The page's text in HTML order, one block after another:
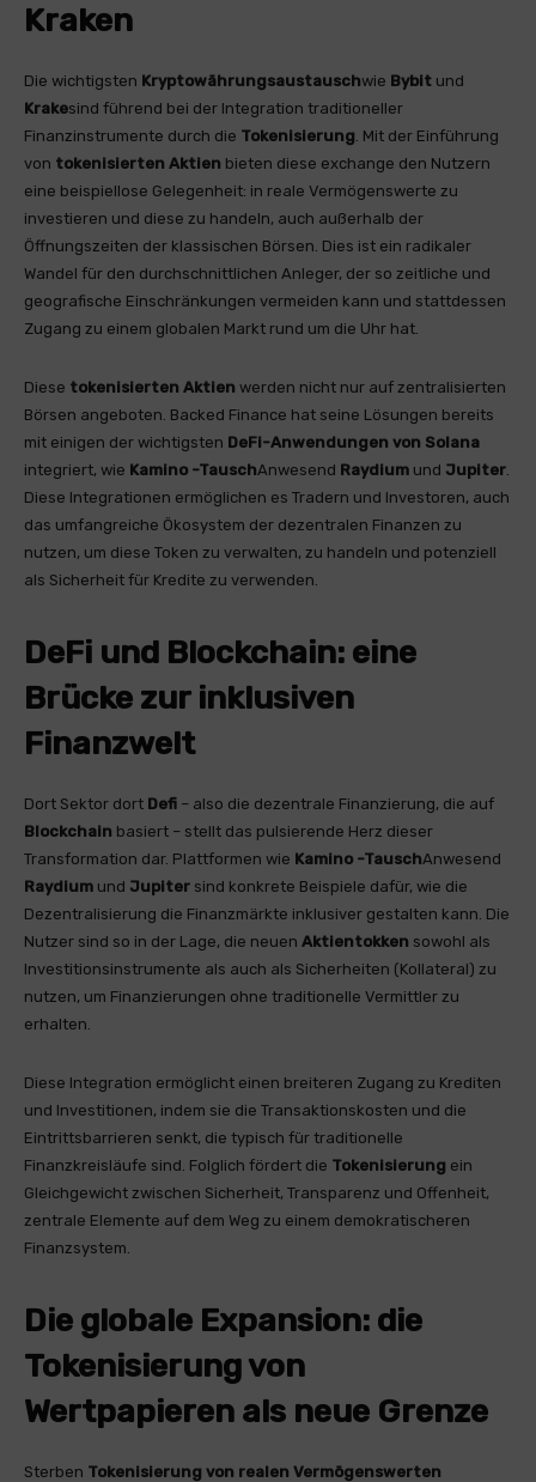
Kraken
Die wichtigsten Kryptowährungsaustauschwie Bybit und
Krakesind führend bei der Integration traditioneller
Finanzinstrumente durch die Tokenisierung. Mit der Einführung
von tokenisierten Aktien bieten diese exchange den Nutzern
eine beispiellose Gelegenheit: in reale Vermögenswerte zu
investieren und diese zu handeln, auch außerhalb der
Öffnungszeiten der klassischen Börsen. Dies ist ein radikaler
Wandel für den durchschnittlichen Anleger, der so zeitliche und
geografische Einschränkungen vermeiden kann und stattdessen
Zugang zu einem globalen Markt rund um die Uhr hat.
Diese tokenisierten Aktien werden nicht nur auf zentralisierten
Börsen angeboten. Backed Finance hat seine Lösungen bereits
mit einigen der wichtigsten DeFi-Anwendungen von Solana
integriert, wie Kamino -TauschAnwesend Raydium und Jupiter.
Diese Integrationen ermöglichen es Tradern und Investoren, auch
das umfangreiche Ökosystem der dezentralen Finanzen zu
nutzen, um diese Token zu verwalten, zu handeln und potenziell
als Sicherheit für Kredite zu verwenden.
DeFi und Blockchain: eine
Brücke zur inklusiven
Finanzwelt
Dort Sektor dort Defi – also die dezentrale Finanzierung, die auf
Blockchain basiert – stellt das pulsierende Herz dieser
Transformation dar. Plattformen wie Kamino -TauschAnwesend
Raydium und Jupiter sind konkrete Beispiele dafür, wie die
Dezentralisierung die Finanzmärkte inklusiver gestalten kann. Die
Nutzer sind so in der Lage, die neuen Aktientokken sowohl als
Investitionsinstrumente als auch als Sicherheiten (Kollateral) zu
nutzen, um Finanzierungen ohne traditionelle Vermittler zu
erhalten.
Diese Integration ermöglicht einen breiteren Zugang zu Krediten
und Investitionen, indem sie die Transaktionskosten und die
Eintrittsbarrieren senkt, die typisch für traditionelle
Finanzkreisläufe sind. Folglich fördert die Tokenisierung ein
Gleichgewicht zwischen Sicherheit, Transparenz und Offenheit,
zentrale Elemente auf dem Weg zu einem demokratischeren
Finanzsystem.
Die globale Expansion: die
Tokenisierung von
Wertpapieren als neue Grenze
Sterben Tokenisierung von realen Vermögenswerten